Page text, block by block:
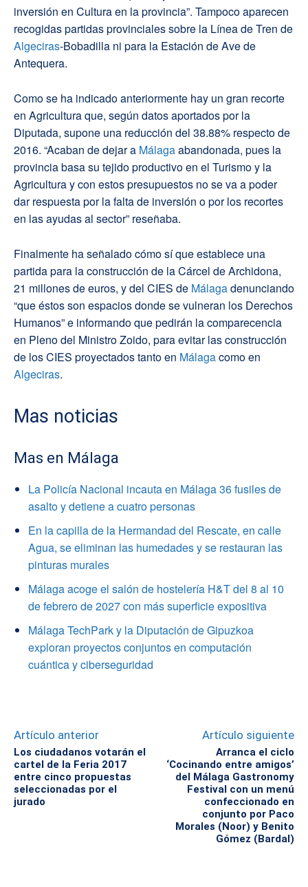
inversión en Cultura en la provincia”. Tampoco aparecen
recogidas partidas provinciales sobre la Línea de Tren de
Algeciras-Bobadilla ni para la Estación de Ave de
Antequera.
Como se ha indicado anteriormente hay un gran recorte
en Agricultura que, según datos aportados por la
Diputada, supone una reducción del 38.88% respecto de
2016. “Acaban de dejar a Málagaabandonada, pues la
provincia basa su tejido productivo en el Turismo y la
Agricultura y con estos presupuestos no se va a poder
dar respuesta por la falta de inversión o por los recortes
en las ayudas al sector” reseñaba.
Finalmente ha señalado cómo sí que establece una
partida para la construcción de la Cárcel de Archidona,
21 millones de euros, y del CIES de Málagadenunciando
“que éstos son espacios donde se vulneran los Derechos
Humanos” e informando que pedirán la comparecencia
en Pleno del Ministro Zoido, para evitar las construcción
de los CIES proyectados tanto en Málagacomo en
Algeciras.
Mas noticias
Mas en Málaga
La Policía Nacional incauta en Málaga 36 fusiles de
asalto y detiene a cuatro personas
En la capilla de la Hermandad del Rescate, en calle
Agua, se eliminan las humedades y se restauran las
pinturas murales
Málaga acoge el salón de hostelería H&T del 8 al 10
de febrero de 2027 con más superficie expositiva
Málaga TechPark y la Diputación de Gipuzkoa
exploran proyectos conjuntos en computación
cuántica y ciberseguridad
Artículo anterior
Los ciudadanos votarán el
cartel de la Feria 2017
entre cinco propuestas
seleccionadas por el
jurado
Artículo siguiente
Arranca el ciclo
‘Cocinando entre amigos’
del Málaga Gastronomy
Festival con un menú
confeccionado en
conjunto por Paco
Morales (Noor) y Benito
Gómez (Bardal)